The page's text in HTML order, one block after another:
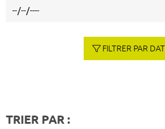
FILTRER PAR
TRIER PAR :